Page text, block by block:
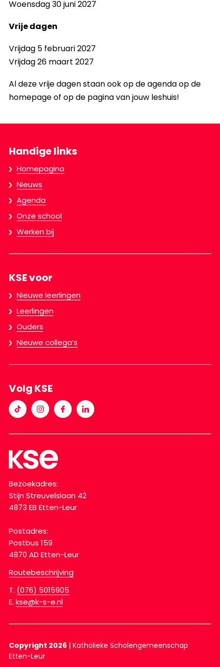
Woensdag 30 juni 2027
Vrije dagen
Vrijdag 5 februari 2027
Vrijdag 26 maart 2027
Al deze vrije dagen staan ook op de agenda op de
homepage of op de pagina van jouw leshuis!
Handige links
Homepagina
Nieuws
Agenda
Onze school
Werken bij
KSE voor
Nieuwe leerlingen
Leerlingen
Ouders
Nieuwe collega’s
Volg KSE
Bezoekadres:
Stijn Streuvelslaan 42
4873 EB Etten-Leur
Postadres:
Postbus 159
4870 AD Etten-Leur
Routebeschrijving
T. (076) 5015905
E. kse@k-s-e.nl
Copyright 2026 | Katholieke Scholengemeenschap
Etten-Leur